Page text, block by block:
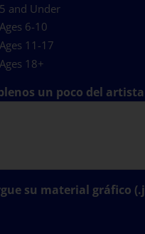
5 and Under
Ages 6-10
Ages 11-17
Ages 18+
un poco del
su material gráfico